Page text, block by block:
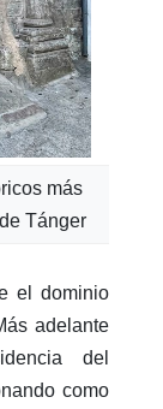
más
Tánger
el dominio
adelante
del
como